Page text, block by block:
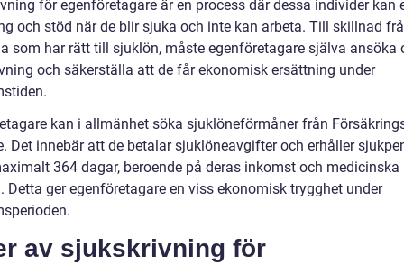
för egenföretagare är en process där dessa individer kan
och stöd när de blir sjuka och inte kan arbeta. Till skillnad
som har rätt till sjuklön, måste egenföretagare själva ansöka
och säkerställa att de får ekonomisk ersättning under
kan i allmänhet söka sjuklöneförmåner från
Det innebär att de betalar sjuklöneavgifter och erhåller
364 dagar, beroende på deras inkomst och medicinska
Detta ger egenföretagare en viss ekonomisk trygghet under
av sjukskrivning för